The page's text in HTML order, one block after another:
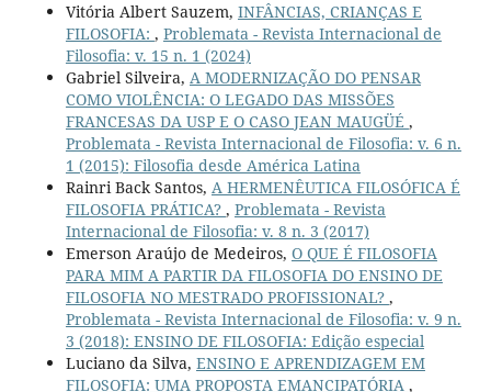
Vitória Albert Sauzem, INFÂNCIAS, CRIANÇAS E
FILOSOFIA: , Problemata - Revista Internacional de
Filosofia: v. 15 n. 1 (2024)
Gabriel Silveira, A MODERNIZAÇÃO DO PENSAR
COMO VIOLÊNCIA: O LEGADO DAS MISSÕES
FRANCESAS DA USP E O CASO JEAN MAUGÜÉ ,
Problemata - Revista Internacional de Filosofia: v. 6 n.
1 (2015): Filosofia desde América Latina
Rainri Back Santos, A HERMENÊUTICA FILOSÓFICA É
FILOSOFIA PRÁTICA? , Problemata - Revista
Internacional de Filosofia: v. 8 n. 3 (2017)
Emerson Araújo de Medeiros, O QUE É FILOSOFIA
PARA MIM A PARTIR DA FILOSOFIA DO ENSINO DE
FILOSOFIA NO MESTRADO PROFISSIONAL? ,
Problemata - Revista Internacional de Filosofia: v. 9 n.
3 (2018): ENSINO DE FILOSOFIA: Edição especial
Luciano da Silva, ENSINO E APRENDIZAGEM EM
FILOSOFIA: UMA PROPOSTA EMANCIPATÓRIA ,